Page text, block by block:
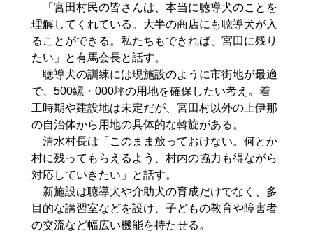
「宮田村民の皆さんは、本当に聴導犬のことを
理解してくれている。大半の商店にも聴導犬が入
ることができる。私たちもできれば、宮田に残り
たい」と有馬会長と話す。
聴導犬の訓練には現施設のように市街地が最適
で、500縲・000坪の用地を確保したい考え。着
工時期や建設地は未定だが、宮田村以外の上伊那
の自治体から用地の具体的な斡旋がある。
清水村長は「このまま放っておけない。何とか
村に残ってもらえるよう、村内の協力も得ながら
対応していきたい」と話す。
新施設は聴導犬や介助犬の育成だけでなく、多
目的な講習室などを設け、子どもの教育や障害者
の交流など幅広い機能を持たせる。